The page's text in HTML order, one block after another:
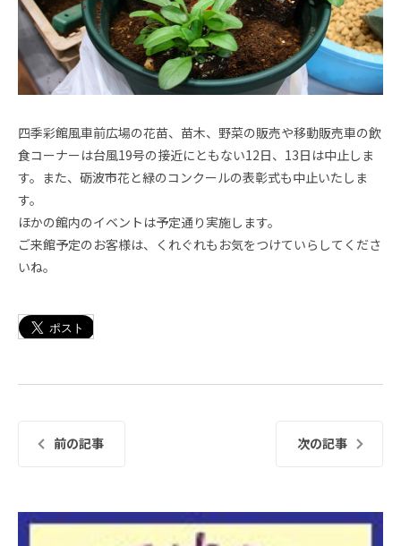
四季彩館風車前広場の花苗、苗木、野菜の販売や移動販売車の飲
食コーナーは台風19号の接近にともない12日、13日は中止しま
す。また、砺波市花と緑のコンクールの表彰式も中止いたしま
す。
ほかの館内のイベントは予定通り実施します。
ご来館予定のお客様は、くれぐれもお気をつけていらしてくださ
いね。
前の記事 次の記事